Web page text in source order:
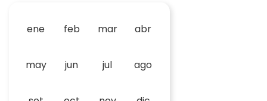
ene feb mar abr
may jun jul ago